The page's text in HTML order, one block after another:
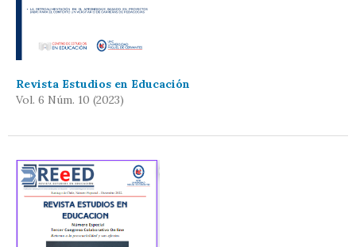
Revista Estudios en Educación
Vol. 6 Núm. 10 (2023)